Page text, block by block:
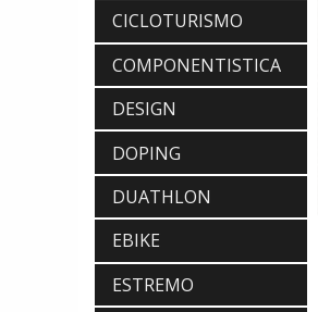
CICLOTURISMO
COMPONENTISTICA
DESIGN
DOPING
DUATHLON
EBIKE
ESTREMO